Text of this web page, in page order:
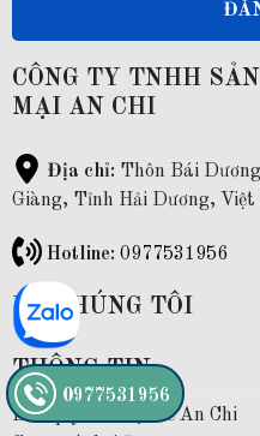
CÔNG TY TNHH
MẠI AN CHI
Địa chỉ: Thôn Bái
Giàng, Tỉnh Hải Dương, Việt
Hotline: 0977531956
VỀ CHÚNG TÔI
THÔNG TIN
Bản quyền thuộc về An Chi
0977531956